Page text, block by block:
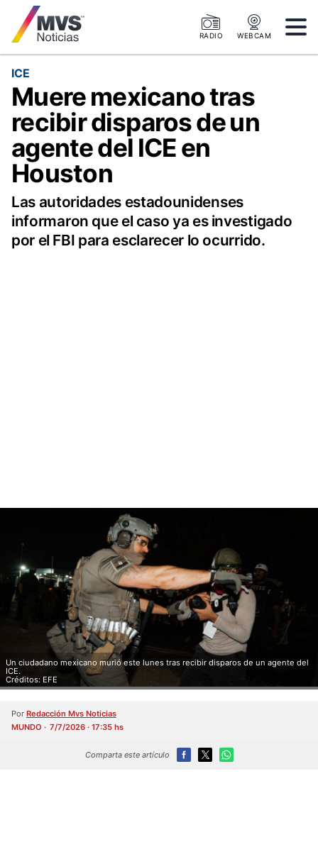
RADIO WEBCAM
ICE
Muere mexicano tras
recibir disparos de un
agente del ICE en
Houston
Las autoridades estadounidenses
informaron que el caso ya es investigado
por el FBI para esclarecer lo ocurrido.
Un ciudadano mexicano murió este lunes tras recibir disparos de un agente del
ICE.
Créditos: EFE
Por Redacción Mvs Noticias
MUNDO
7/7/2026 · 17:35 hs
Comparta este artículo